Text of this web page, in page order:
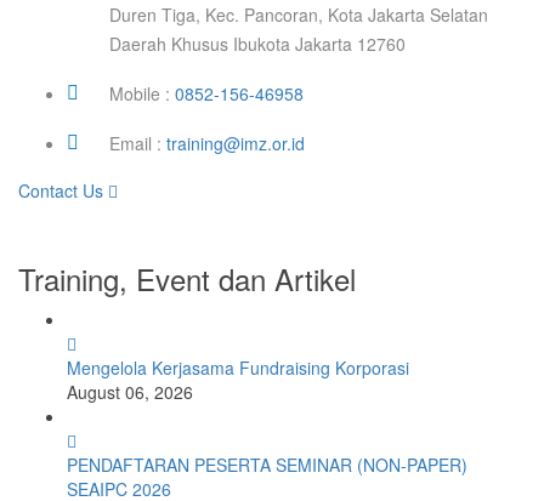
Duren Tiga, Kec. Pancoran, Kota Jakarta Selatan
Daerah Khusus Ibukota Jakarta 12760
Mobile : 0852-156-46958
Email : training@imz.or.id
Contact Us
Training, Event dan Artikel
Mengelola Kerjasama Fundraising Korporasi
August 06, 2026
PENDAFTARAN PESERTA SEMINAR (NON-PAPER)
SEAIPC 2026